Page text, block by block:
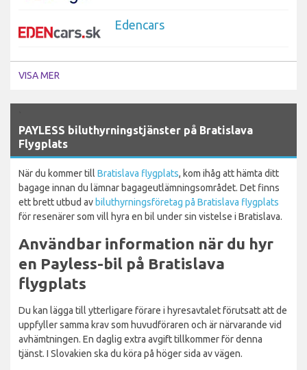
Edencars
VISA MER
PAYLESS biluthyrningstjänster på Bratislava
Flygplats
När du kommer till Bratislava flygplats, kom ihåg att hämta ditt
bagage innan du lämnar bagageutlämningsområdet. Det finns
ett brett utbud avbiluthyrningsföretag på Bratislava flygplats
för resenärer som vill hyra en bil under sin vistelse i Bratislava.
Användbar information när du hyr
en Payless-bil på Bratislava
flygplats
Du kan lägga till ytterligare förare i hyresavtalet förutsatt att de
uppfyller samma krav som huvudföraren och är närvarande vid
avhämtningen. En daglig extra avgift tillkommer för denna
tjänst. I Slovakien ska du köra på höger sida av vägen.